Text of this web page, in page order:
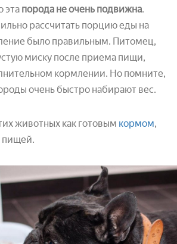
эта порода не очень подвижна.
рассчитать порцию еды на
было правильным. Питомец,
миску после приема пищи,
кормлении. Но помните,
очень быстро набирают вес.
животных как готовым кормом,
пищей.